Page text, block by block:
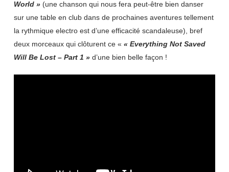
World »(une chanson qui nous fera peut-être bien danser
sur une table en club dans de prochaines aventures tellement
la rythmique electro est d’une efficacité scandaleuse), bref
deux morceaux qui clôturent ce « « Everything Not Saved
Will Be Lost – Part 1 »d’une bien belle façon !